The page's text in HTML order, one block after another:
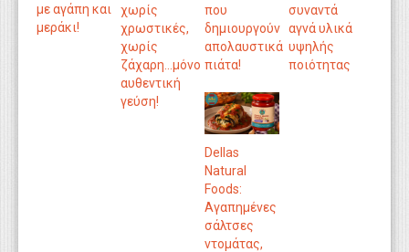
με αγάπη και
μεράκι!
χωρίς
χρωστικές,
χωρίς
ζάχαρη...μόνο
αυθεντική
γεύση!
που
δημιουργούν
απολαυστικά
πιάτα!
συναντά
αγνά υλικά
υψηλής
ποιότητας
Dellas
Natural
Foods:
Αγαπημένες
σάλτσες
ντομάτας,